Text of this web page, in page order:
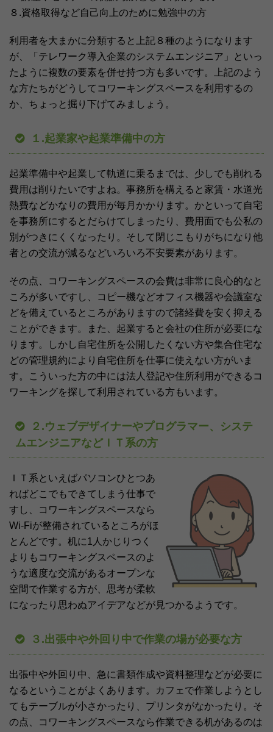
８.資格取得など自己向上のために勉強中の方
利用者を大まかに分類すると上記８種のようになります
が、「テレワーク導入企業のシステムエンジニア」といっ
たように複数の要素を併せ持つ方も多いです。上記のよう
な方たちがどうしてコワーキングスペースを利用するの
か、ちょっと掘り下げてみましょう。
１.起業家や起業準備中の方
起業準備中や起業して軌道に乗るまでは、少しでも削れる
費用は削りたいですよね。事務所を構えると家賃・水道光
熱費などかなりの費用が毎月かかります。かといって自宅
を事務所にするとだらけてしまったり、費用面でも公私の
別がつきにくくなったり。そして閉じこもりがちになり他
者との交流が減るなどいろいろ不安要素があります。
その点、コワーキングスペースの会費は非常に良心的なと
ころが多いですし、コピー機などオフィス機器や会議室な
どを備えているところがありますので諸経費を安く抑える
ことができます。また、起業すると会社の住所が必要にな
ります。しかし自宅住所を公開したくない方や集合住宅な
どの管理規約により自宅住所を仕事に使えない方がいま
す。こういった方の中には法人登記や住所利用ができるコ
ワーキングを探して利用されている方もいます。
２.ウェブデザイナーやプログラマー、システ
ムエンジニアなどＩＴ系の方
ＩＴ系といえばパソコンひとつあ
ればどこでもできてしまう仕事で
すし、コワーキングスペースなら
Wi-Fiが整備されているところがほ
とんどです。机に1人かじりつく
よりもコワーキングスペースのよ
うな適度な交流があるオープンな
空間で作業する方が、思考が柔軟
になったり思わぬアイデアなどが見つかるようです。
３.出張中や外回り中で作業の場が必要な方
出張中や外回り中、急に書類作成や資料整理などが必要に
なるということがよくあります。カフェで作業しようとし
てもテーブルが小さかったり、プリンタがなかったり。そ
の点、コワーキングスペースなら作業できる机があるのは